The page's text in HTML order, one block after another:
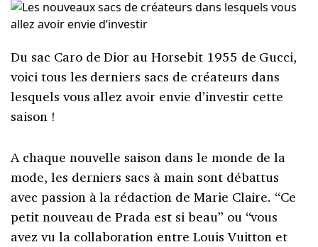
Du sac Caro de Dior au Horsebit 1955 de Gucci,
voici tous les derniers sacs de créateurs dans
lesquels vous allez avoir envie d’investir cette
saison !
A chaque nouvelle saison dans le monde de la
mode, les derniers sacs à main sont débattus
avec passion à la rédaction de Marie Claire. “Ce
petit nouveau de Prada est si beau” ou “vous
avez vu la collaboration entre Louis Vuitton et